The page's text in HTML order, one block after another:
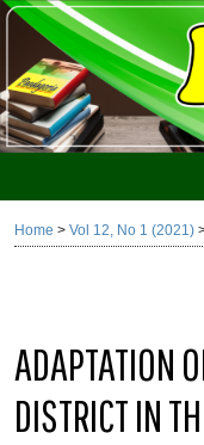
Home > Vol 12, No 1 (2021)
ADAPTATION
DISTRICT IN